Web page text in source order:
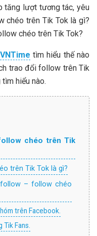
tăng lượt tương tác, yêu
chéo trên Tik Tok là gì?
chéo trên Tik Tok?
VNTime tìm hiểu thế nào
trao đổi follow trên Tik
hiểu nào.
chéo trên Tik
trên Tik Tok là gì?
– follow chéo
trên Facebook.
Tik Fans.